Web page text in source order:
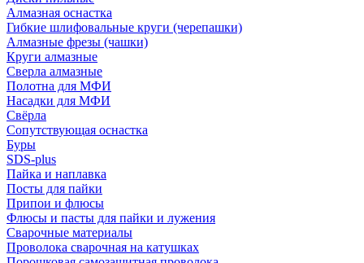
Алмазная оснастка
Гибкие шлифовальные круги (черепашки)
Алмазные фрезы (чашки)
Круги алмазные
Сверла алмазные
Полотна для МФИ
Насадки для МФИ
Свёрла
Сопутствующая оснастка
Буры
SDS-plus
Пайка и наплавка
Посты для пайки
Припои и флюсы
Флюсы и пасты для пайки и лужения
Сварочные материалы
Проволока сварочная на катушках